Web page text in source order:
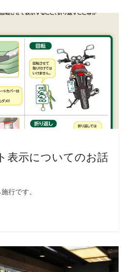
表示についてのお話
行です。